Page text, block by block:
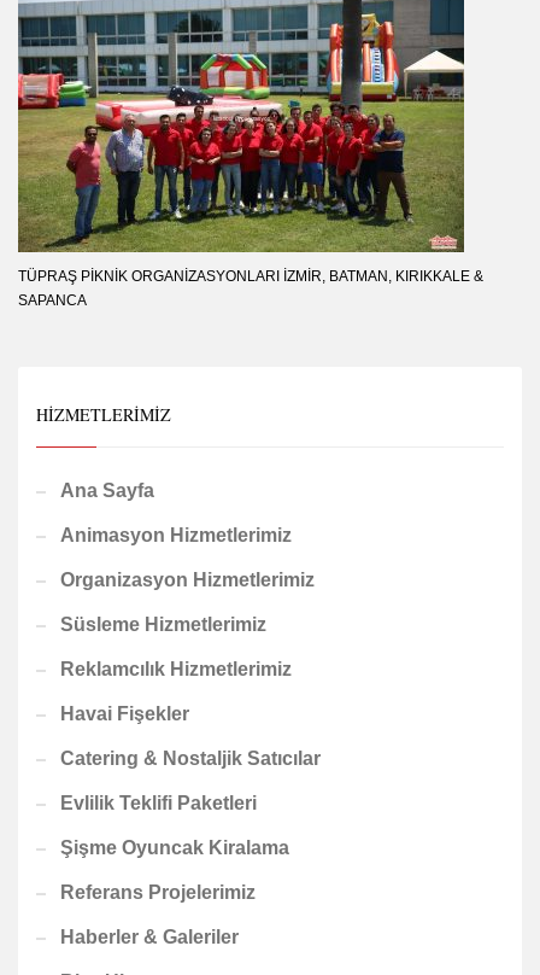
TÜPRAŞ PIKNIK ORGANIZASYONLARI İZMIR, BATMAN, KIRIKKALE &
SAPANCA
HIZMETLERIMIZ
Ana Sayfa
Animasyon Hizmetlerimiz
Organizasyon Hizmetlerimiz
Süsleme Hizmetlerimiz
Reklamcılık Hizmetlerimiz
Havai Fişekler
Catering & Nostaljik Satıcılar
Evlilik Teklifi Paketleri
Şişme Oyuncak Kiralama
Referans Projelerimiz
Haberler & Galeriler